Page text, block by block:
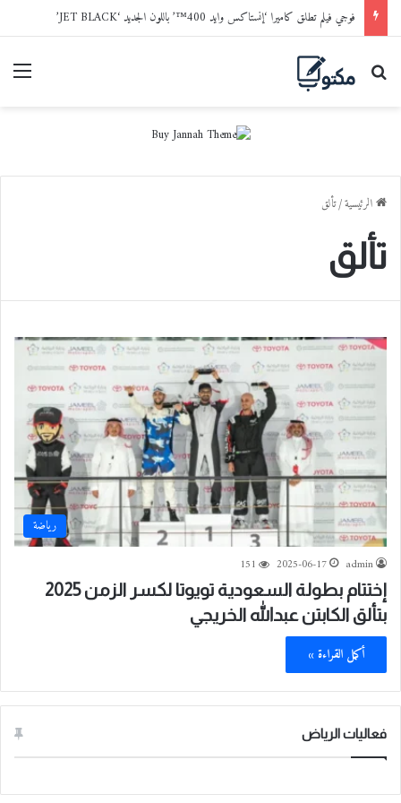
فوجي فيلم تطلق كاميرا ‘إنستاكس وايد 400™’ باللون الجديد ‘JET BLACK’
بحث عن
الرئيسية/تألق
تألق
رياضة
admin
2025-06-17
151
إختتام بطولة السعودية تويوتا لكسر الزمن 2025
بتألق الكابتن عبدالله الخريجي
أكمل القراءة »
فعاليات الرياض